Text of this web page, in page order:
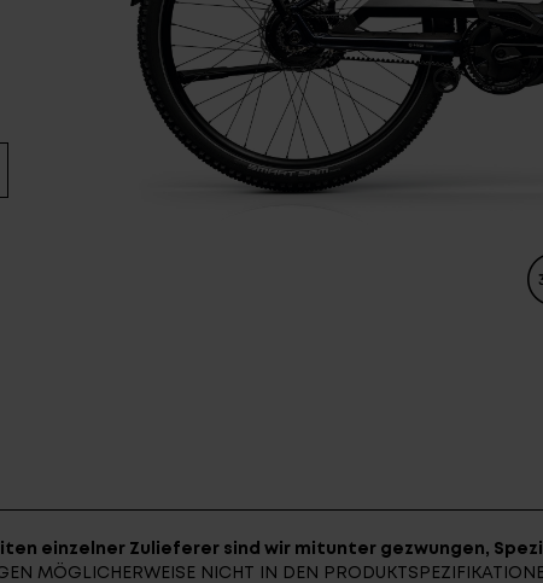
einzelner Zulieferer sind wir mitunter gezwungen,
MÖGLICHERWEISE NICHT IN DEN